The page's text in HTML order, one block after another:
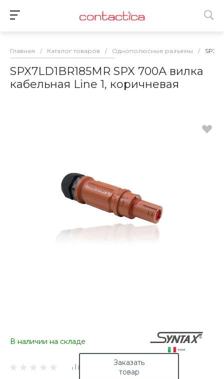
Главная / Каталог товаров / Однополюсные разъемы /
SPX7LD1BR185MR SPX 700А вилка
кабельная Line 1, коричневая
В наличии на складе
Заказать
товар